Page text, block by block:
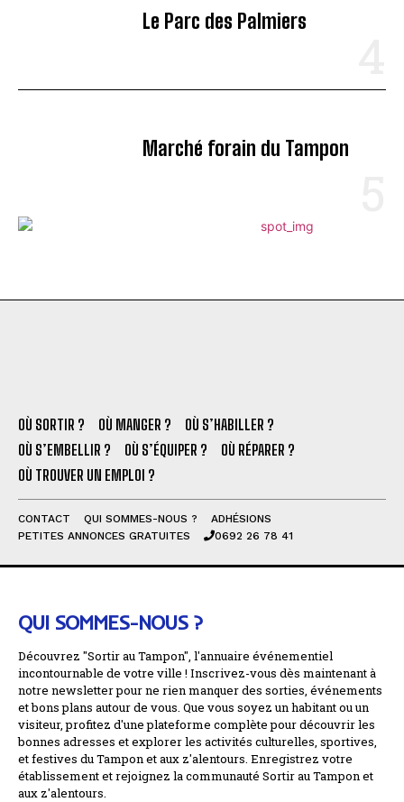
Le Parc des Palmiers
Marché forain du Tampon
OÙ SORTIR ? OÙ MANGER ?
OÙ S’HABILLER ?
OÙ S’EMBELLIR ?
OÙ S’ÉQUIPER ?
OÙ RÉPARER ?
OÙ TROUVER UN EMPLOI ?
CONTACT QUI SOMMES-NOUS ?
ADHÉSIONS
PETITES ANNONCES GRATUITES
0692 26 78 41
QUI SOMMES-NOUS ?
Découvrez "Sortir au Tampon", l'annuaire événementiel
incontournable de votre ville ! Inscrivez-vous dès maintenant à
notre newsletter pour ne rien manquer des sorties, événements
et bons plans autour de vous. Que vous soyez un habitant ou un
visiteur, profitez d'une plateforme complète pour découvrir les
bonnes adresses et explorer les activités culturelles, sportives,
et festives du Tampon et aux z'alentours. Enregistrez votre
établissement et rejoignez la communauté Sortir au Tampon et
aux z'alentours.